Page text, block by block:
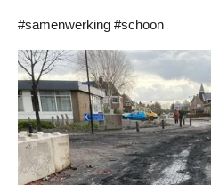
#samenwerking #schoon